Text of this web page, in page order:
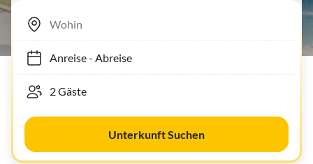
Anreise- Abreise
Unterkunft Suchen